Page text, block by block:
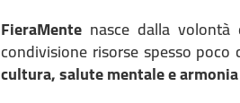
FieraMente nasce dalla
condivisione risorse spesso
cultura, salute mentale e armonia